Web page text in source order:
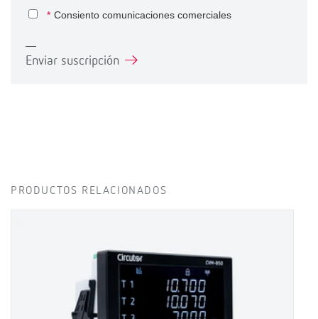
* Consiento comunicaciones comerciales
Enviar suscripción
PRODUCTOS RELACIONADOS